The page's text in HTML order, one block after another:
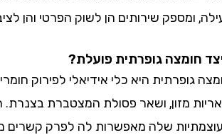
ומספק שירותים הן לשוק הפרטי והן לציבורי.
גופרתית פועלת?
היא כלי אידיאלי לפירוק חומרים
מזון, ושאר פסולת המצטברת בצנרת.
שלה מאפשרות לה לפרק קשרים